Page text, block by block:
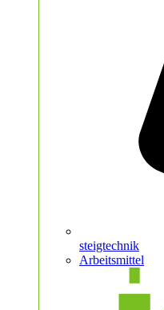
steigtechnik
Arbeitsmittel